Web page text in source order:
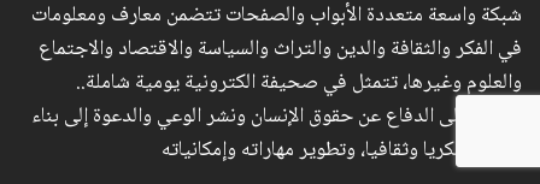
شبكة واسعة متعددة الأبواب والصفحات تتضمن معارف ومعلومات
في الفكر والثقافة والدين والتراث والسياسة والاقتصاد والاجتماع
والعلوم وغيرها، تتمثل في صحيفة الكترونية يومية شاملة..
وتهدف إلى الدفاع عن حقوق الإنسان ونشر الوعي والدعوة إلى بناء
الإنسان فكريا وثقافيا، وتطوير مهاراته وإمكانياته